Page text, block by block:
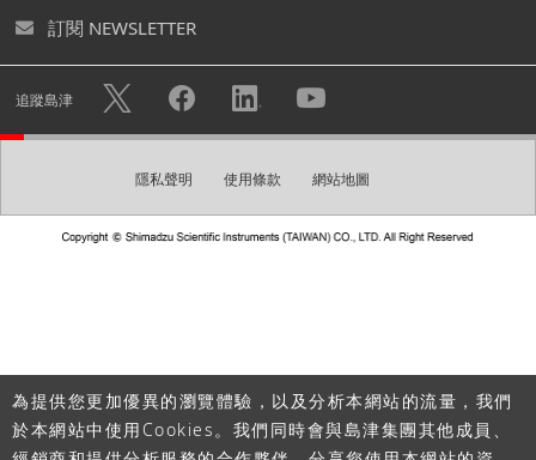
您可透過創建免費帳號下載各式型錄及進入個人頁面。您亦
使用帳戶註冊的個人資訊將可用於 隱私權政策
的，例如發送電子報。
創建帳號
為提供您更加優異的瀏覽體驗，以及分析本網站的流量，我們
於本網站中使用Cookies。我們同時會與島津集團其他成員、
訂閱 NEWSLETTER
追蹤島津
隱私聲明 使用條款 網站地圖